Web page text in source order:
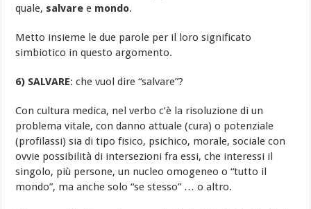
quale, salvaree mondo.
Metto insieme le due parole per il loro significato
simbiotico in questo argomento.
6) SALVARE: che vuol dire “salvare”?
Con cultura medica, nel verbo c’è la risoluzione di un
problema vitale, con danno attuale (cura) o potenziale
(profilassi) sia di tipo fisico, psichico, morale, sociale con
ovvie possibilità di intersezioni fra essi, che interessi il
singolo, più persone, un nucleo omogeneo o “tutto il
mondo”, ma anche solo “se stesso” … o altro.